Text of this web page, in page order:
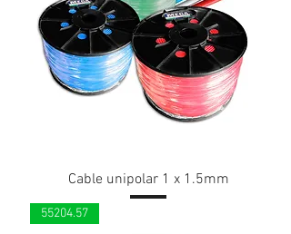
Cable unipolar 1 x 1.5mm
55204.57